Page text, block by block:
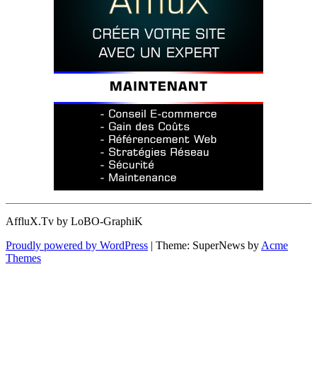
AffluX.Tv by LoBO-GraphiK
Proudly powered by WordPress | Theme: SuperNews by Acme
Themes